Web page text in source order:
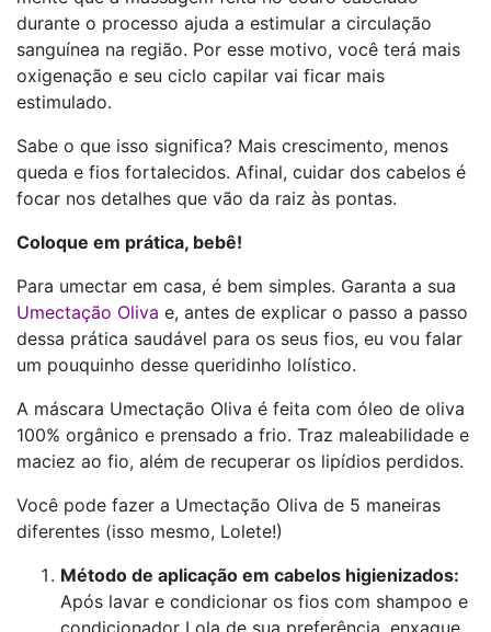
durante o processo ajuda a estimular a circulação
sanguínea na região. Por esse motivo, você terá mais
oxigenação e seu ciclo capilar vai ficar mais
estimulado.
Sabe o que isso significa? Mais crescimento, menos
queda e fios fortalecidos. Afinal, cuidar dos cabelos é
focar nos detalhes que vão da raiz às pontas.
Coloque em prática, bebê!
Para umectar em casa, é bem simples. Garanta a sua
Umectação Oliva e, antes de explicar o passo a passo
dessa prática saudável para os seus fios, eu vou falar
um pouquinho desse queridinho lolístico.
A máscara Umectação Oliva é feita com óleo de oliva
100% orgânico e prensado a frio. Traz maleabilidade e
maciez ao fio, além de recuperar os lipídios perdidos.
Você pode fazer a Umectação Oliva de 5 maneiras
diferentes (isso mesmo, Lolete!)
Método de aplicação em cabelos higienizados:
Após lavar e condicionar os fios com shampoo e
condicionador Lola de sua preferência, enxague